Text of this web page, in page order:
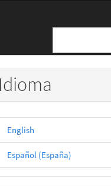
Idioma
English
Español (España)